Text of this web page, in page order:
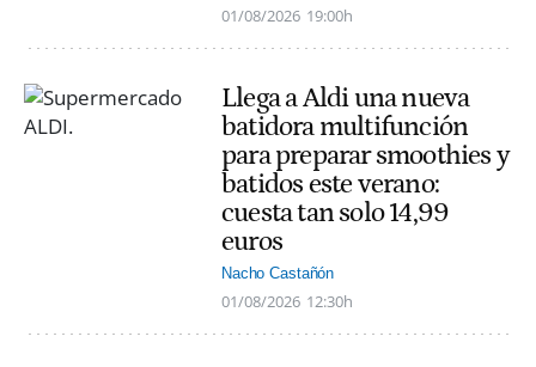
01/08/2026 19:00h
Llega a Aldi una nueva
batidora multifunción
para preparar smoothies y
batidos este verano:
cuesta tan solo 14,99
euros
Nacho Castañón
01/08/2026 12:30h